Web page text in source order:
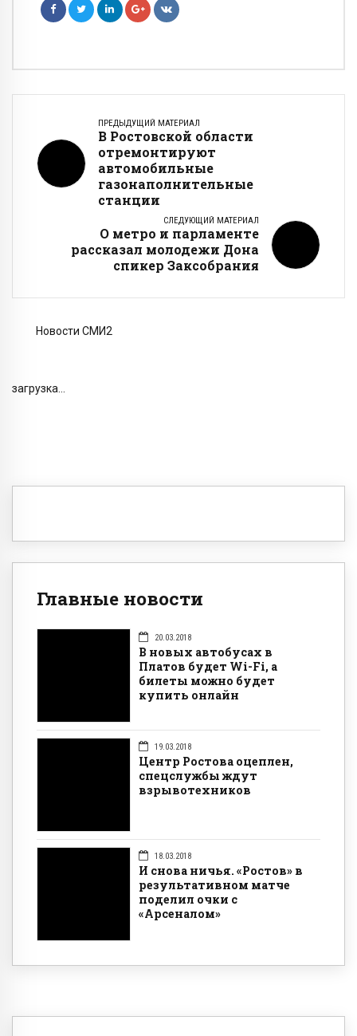
ПРЕДЫДУЩИЙ МАТЕРИАЛ
В Ростовской области
отремонтируют
автомобильные
газонаполнительные
станции
СЛЕДУЮЩИЙ МАТЕРИАЛ
О метро и парламенте
рассказал молодежи Дона
спикер Заксобрания
Новости СМИ2
загрузка...
Главные новости
20.03.2018
В новых автобусах в
Платов будет Wi-Fi, а
билеты можно будет
купить онлайн
19.03.2018
Центр Ростова оцеплен,
спецслужбы ждут
взрывотехников
18.03.2018
И снова ничья. «Ростов» в
результативном матче
поделил очки с
«Арсеналом»